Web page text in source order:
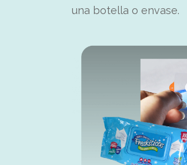
una botella o envase.